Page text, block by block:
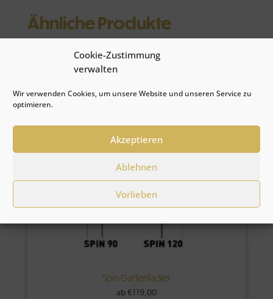
Cookie-Zustimmung
verwalten
Wir verwenden Cookies, um unsere Website und unseren Service zu
optimieren.
Akzeptieren
Ablehnen
Vorlieben
Ähnliche Produkte
Spin Gartenfackel
ab €119,00